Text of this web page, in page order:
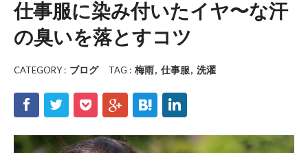
仕事服に染み付いたイヤ〜な汗
の臭いを落とすコツ
CATEGORY : ブログ TAG : 梅雨 仕事服 洗濯
f t p g h l